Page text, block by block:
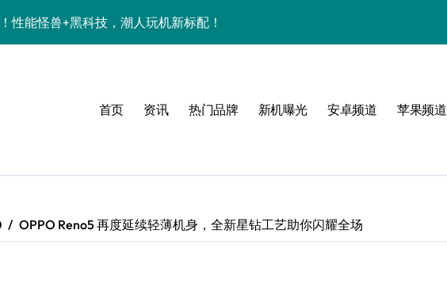
性能怪兽+黑科技，潮人玩机新标配！
来袭！潮人必看玩机秘籍大公开
袭！小屏旗舰，潮人必备新宠速览！
！性能怪兽+黑科技配置全揭秘
炸场！手机一握，智能资讯全收割！
！性能配置大升级，潮人速来围观！
首页 资讯 热门品牌 新机曝光 安卓频道 苹果频道
OPPO Reno5 再度延续轻薄机身，全新星钻工艺助你闪耀全场